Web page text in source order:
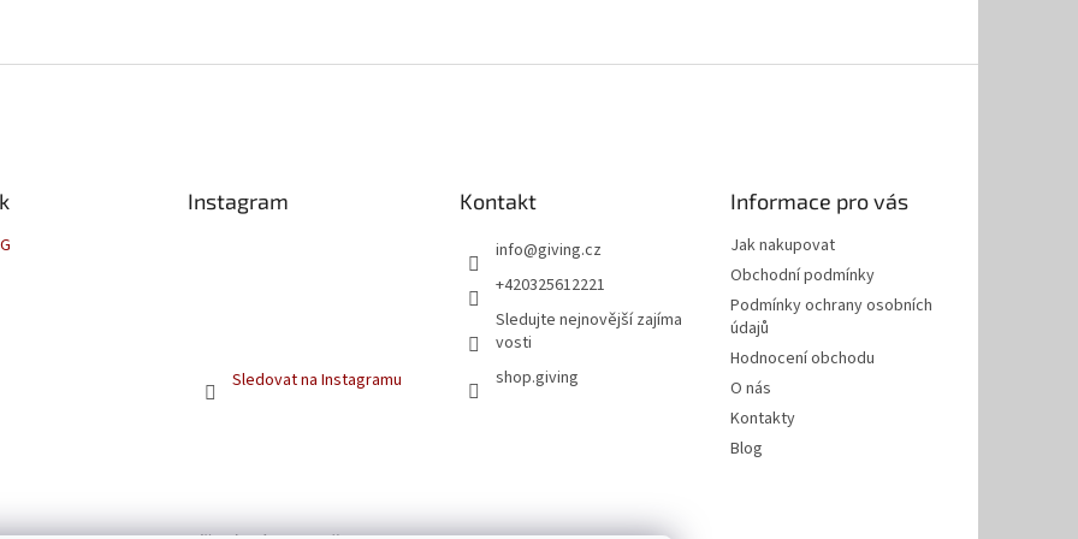
Instagram
Sledovat na Instagramu
Kontakt
info@giving.cz
+420325612221
Sledujte nejnovější zajíma
vosti
shop.giving
Informace pro vás
Jak nakupovat
Obchodní podmínky
Podmínky ochrany osobních
údajů
Hodnocení obchodu
O nás
Kontakty
Blog